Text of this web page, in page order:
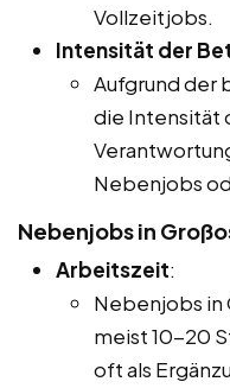
Vollzeitjobs.
Intensität der
Aufgrund der
die Intensität
Nebenjobs
Nebenjobs in
Arbeitszeit:
Nebenjobs in
meist 10-20
oft als